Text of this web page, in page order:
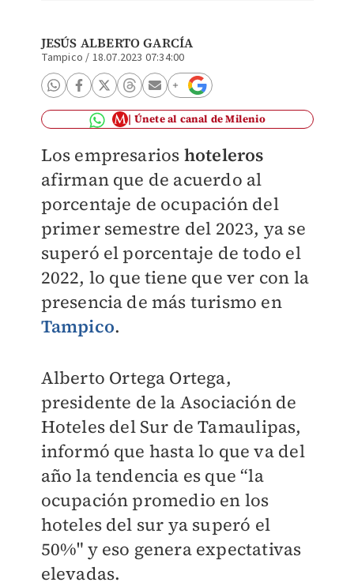
JESÚS ALBERTO GARCÍA
Tampico / 18.07.2023 07:34:00
Únete al canal de Milenio
Los empresarios hoteleros
afirman que de acuerdo al
porcentaje de ocupación del
primer semestre del 2023, ya se
superó el porcentaje de todo el
2022, lo que tiene que ver con la
presencia de más turismo en
Tampico.
Alberto Ortega Ortega,
presidente de la Asociación de
Hoteles del Sur de Tamaulipas,
informó que hasta lo que va del
año la tendencia es que “la
ocupación promedio en los
hoteles del sur ya superó el
50%" y eso genera expectativas
elevadas.